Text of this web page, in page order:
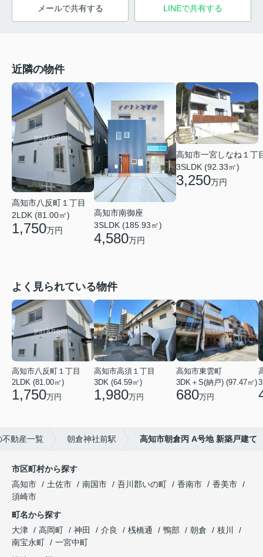
メールで共有する LINEで共有する
近隣の物件
高知市八反町１丁目
2LDK (81.00㎡)
1,750万円
高知市南御座
3SLDK (185.93㎡)
4,580万円
高知市一宮しなね１丁
3SLDK (92.33㎡)
3,250万円
よく見られている物件
高知市八反町１丁目
2LDK (81.00㎡)
1,750万円
高知市高須１丁目
3DK (64.59㎡)
1,980万円
高知市東雲町
3DK＋S(納戸) (97.47㎡)
680万円
不動産一覧 朝倉神社前駅 高知市朝倉丙 A号地 新築戸建て
市区町村から探す
高知市
土佐市 南国市 吾川郡いの町 香南市
香美市
須崎市
町名から探す
大津
高岡町 神田 介良 桟橋通 鴨部 朝倉
枝川
南宝永町
一宮中町